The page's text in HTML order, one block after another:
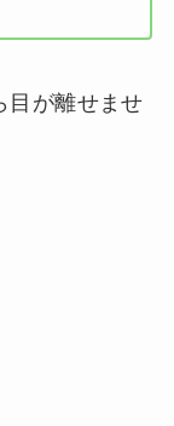
目が離せませ